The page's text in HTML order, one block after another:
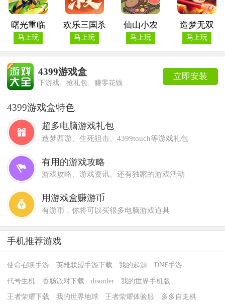
曙光重临
马上玩
欢乐三国杀
马上玩
仙山小农
马上玩
造梦无双
马上玩
立即安装
4399游戏盒
下游戏、抢礼包、赚零花钱
4399游戏盒特色
超多电脑游戏礼包
造梦西游、生死狙击、4399touch等游戏礼包
有用的游戏攻略
游戏攻略、游戏资讯、还有独家的游戏活动
用游戏盒赚游币
有游币，你将可以买很多电脑游戏道具
手机推荐游戏
使命召唤手游 英雄联盟手游下载 我的起源 DNF手游
代号生机 香肠派对下载 disorder 我的世界手机版
王者荣耀下载 我的世界地球 王者荣耀体验服 多多自走棋